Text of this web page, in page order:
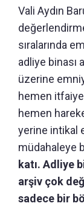
Vali Aydın
sıralarında
adliye binası
üzerine
hemen
hemen
yerine intikal
müdahaleye
katı. Adliye
arşiv çok
sadece bir